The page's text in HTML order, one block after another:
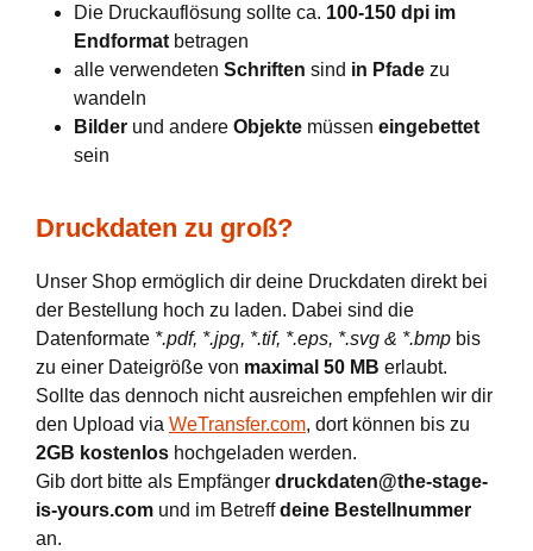
Die Druckauflösung sollte ca. 100-150 dpi im
Endformat betragen
alle verwendeten Schriften sind in Pfade zu
wandeln
Bilder und andere Objekte müssen eingebettet
sein
Druckdaten zu groß?
Unser Shop ermöglich dir deine Druckdaten direkt bei
der Bestellung hoch zu laden. Dabei sind die
Datenformate *.pdf, *.jpg, *.tif, *.eps, *.svg & *.bmp bis
zu einer Dateigröße von maximal 50 MB erlaubt.
Sollte das dennoch nicht ausreichen empfehlen wir dir
den Upload via WeTransfer.com, dort können bis zu
2GB kostenlos hochgeladen werden.
Gib dort bitte als Empfänger druckdaten@the-stage-
is-yours.com und im Betreffdeine Bestellnummer
an.